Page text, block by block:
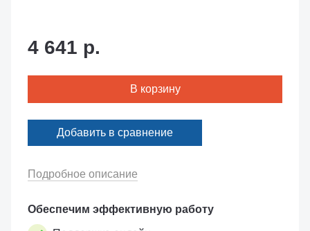
Подробное описание
Обеспечим эффективную работу
4 641 р.
В корзину
Добавить в сравнение